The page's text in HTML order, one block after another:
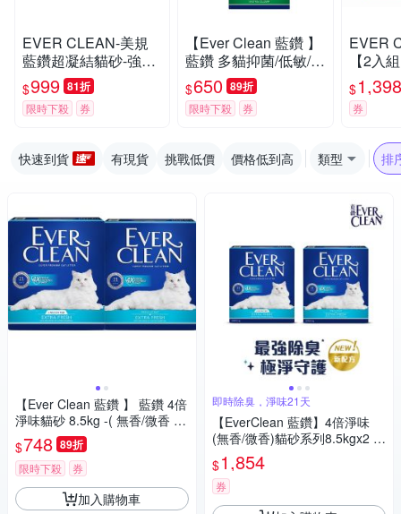
EVER CLEAN-美規
藍鑽超凝結貓砂-強效
低敏結塊貓砂 42LB(1
9kg)=綠標★
$999 81折
限時下殺 券
【Ever Clean 藍鑽 】
藍鑽 多貓抑菌/低敏/除
臭貓砂8.5kg -( 除臭/
抑味/ 凝結/長效淨味2
1天)
$650 89折
限時下殺 券
EVER
【2入
抑菌/
$1,398
券
快速到貨 有現貨 挑戰低價 價格低到高 類型 排
【Ever Clean 藍鑽 】 藍鑽 4倍
淨味貓砂 8.5kg -( 無香/微香 /
長效淨味21天)
$748 89折
限時下殺 券
加入購物車
即時除臭，淨味21天
【EverClean 藍鑽】4倍淨味
(無香/微香)貓砂系列8.5kgx2 除
臭 低塵 超省砂
$1,854
券